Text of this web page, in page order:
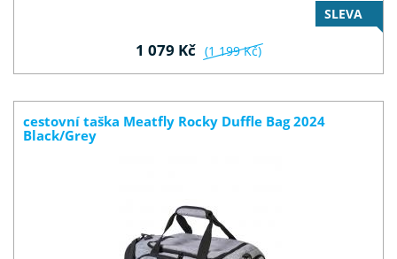
SLEVA
1 079 Kč (1 199 Kč)
cestovní taška Meatfly Rocky Duffle Bag 2024
Black/Grey